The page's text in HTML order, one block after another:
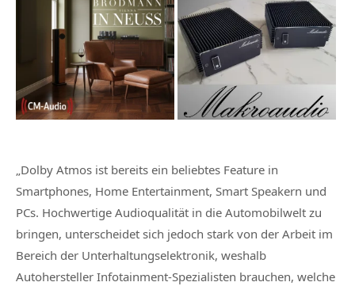
„Dolby Atmos ist bereits ein beliebtes Feature in
Smartphones, Home Entertainment, Smart Speakern und
PCs. Hochwertige Audioqualität in die Automobilwelt zu
bringen, unterscheidet sich jedoch stark von der Arbeit im
Bereich der Unterhaltungselektronik, weshalb
Autohersteller Infotainment-Spezialisten brauchen, welche